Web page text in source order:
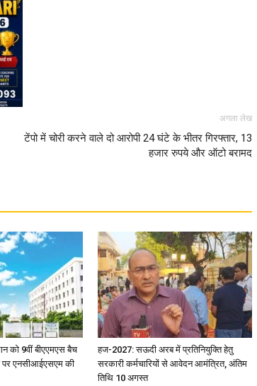
अगला लेख
टेंपो में चोरी करने वाले दो आरोपी 24 घंटे के भीतर गिरफ्तार, 13
हजार रुपये और ऑटो बरामद
को 9वीं बीएएमएस बैच
पर एनसीआईएसएम की
हज-2027: सऊदी अरब में प्रतिनियुक्ति हेतु
सरकारी कर्मचारियों से आवेदन आमंत्रित, अंतिम
तिथि 10 अगस्त